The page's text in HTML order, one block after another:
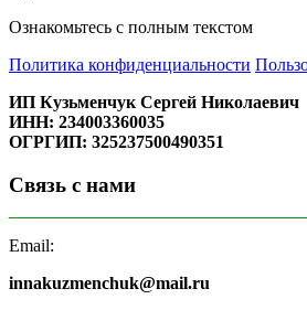
Ознакомьтесь с полным текстом
Политика конфиденциальности
ИП Кузьменчук Сергей Николаевич
ИНН: 234003360035
ОГРГИП: 325237500490351
Связь с нами
Email:
innakuzmenchuk@mail.ru